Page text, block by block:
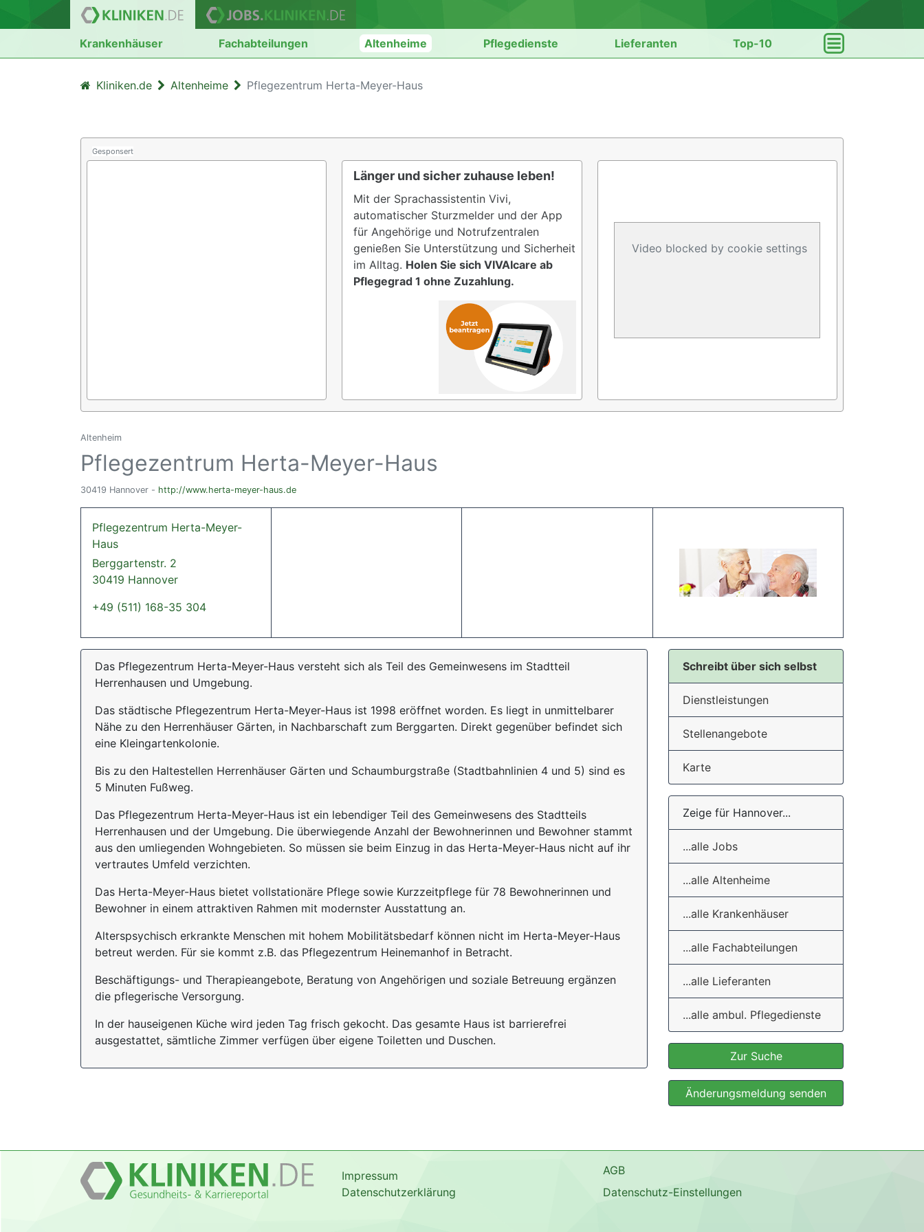
Krankenhäuser Fachabteilungen Altenheime Pflegedienste Lieferanten Top-10
Kliniken.de Altenheime Pflegezentrum Herta-Meyer-Haus
Gesponsert
Länger und sicher zuhause leben!
Mit der Sprachassistentin Vivi,
automatischer Sturzmelder und der App
für Angehörige und Notrufzentralen
genießen Sie Unterstützung und Sicherheit
im Alltag. Holen Sie sich VIVAIcare ab
Pflegegrad 1 ohne Zuzahlung.
Video blocked by cookie settings
Altenheim
Pflegezentrum Herta-Meyer-Haus
30419 Hannover - http://www.herta-meyer-haus.de
Pflegezentrum Herta-Meyer-
Haus
Berggartenstr. 2
30419 Hannover
+49 (511) 168-35 304
Das Pflegezentrum Herta-Meyer-Haus versteht sich als Teil des Gemeinwesens im Stadtteil
Herrenhausen und Umgebung.
Das städtische Pflegezentrum Herta-Meyer-Haus ist 1998 eröffnet worden. Es liegt in unmittelbarer
Nähe zu den Herrenhäuser Gärten, in Nachbarschaft zum Berggarten. Direkt gegenüber befindet sich
eine Kleingartenkolonie.
Bis zu den Haltestellen Herrenhäuser Gärten und Schaumburgstraße (Stadtbahnlinien 4 und 5) sind es
5 Minuten Fußweg.
Das Pflegezentrum Herta-Meyer-Haus ist ein lebendiger Teil des Gemeinwesens des Stadtteils
Herrenhausen und der Umgebung. Die überwiegende Anzahl der Bewohnerinnen und Bewohner stammt
aus den umliegenden Wohngebieten. So müssen sie beim Einzug in das Herta-Meyer-Haus nicht auf ihr
vertrautes Umfeld verzichten.
Das Herta-Meyer-Haus bietet vollstationäre Pflege sowie Kurzzeitpflege für 78 Bewohnerinnen und
Bewohner in einem attraktiven Rahmen mit modernster Ausstattung an.
Alterspsychisch erkrankte Menschen mit hohem Mobilitätsbedarf können nicht im Herta-Meyer-Haus
betreut werden. Für sie kommt z.B. das Pflegezentrum Heinemanhof in Betracht.
Beschäftigungs- und Therapieangebote, Beratung von Angehörigen und soziale Betreuung ergänzen
die pflegerische Versorgung.
In der hauseigenen Küche wird jeden Tag frisch gekocht. Das gesamte Haus ist barrierefrei
ausgestattet, sämtliche Zimmer verfügen über eigene Toiletten und Duschen.
Schreibt über sich selbst
Dienstleistungen
Stellenangebote
Karte
Zeige für Hannover...
...alle Jobs
...alle Altenheime
...alle Krankenhäuser
...alle Fachabteilungen
...alle Lieferanten
...alle ambul. Pflegedienste
Zur Suche
Änderungsmeldung senden
Impressum
Datenschutzerklärung
AGB
Datenschutz-Einstellungen